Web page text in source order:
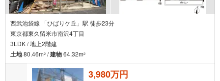
西武池袋線 「ひばりケ丘」駅 徒歩23分
東京都東久留米市南沢4丁目
3LDK / 地上2階建
土地80.46m2 /建物64.32m2
3,980万円